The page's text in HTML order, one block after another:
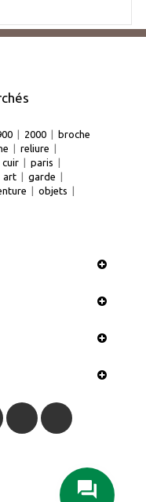
| 2000 | broche
| reliure |
cuir | paris |
art | garde |
| objets |